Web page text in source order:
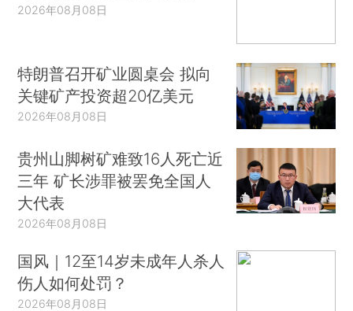
2026年08月08日
特朗普召开矿业圆桌会 拟向
关键矿产投资超20亿美元
2026年08月08日
贵州山脚树矿难致16人死亡近
三年 矿长涉罪被罢免全国人
大代表
2026年08月08日
国风｜12至14岁未成年人杀人
伤人如何处罚？
2026年08月08日